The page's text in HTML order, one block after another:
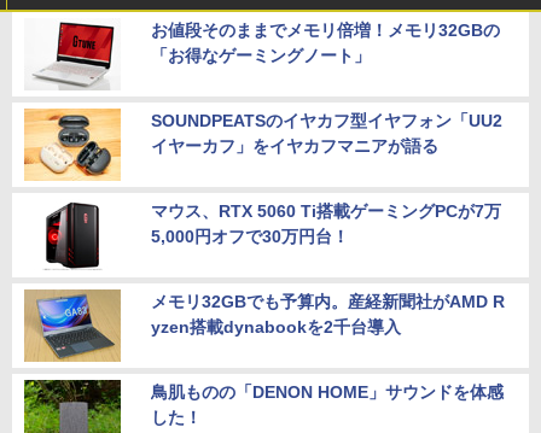
お値段そのままでメモリ倍増！メモリ32GBの
「お得なゲーミングノート」
SOUNDPEATSのイヤカフ型イヤフォン「UU2
イヤーカフ」をイヤカフマニアが語る
マウス、RTX 5060 Ti搭載ゲーミングPCが7万
5,000円オフで30万円台！
メモリ32GBでも予算内。産経新聞社がAMD R
yzen搭載dynabookを2千台導入
鳥肌ものの「DENON HOME」サウンドを体感
した！